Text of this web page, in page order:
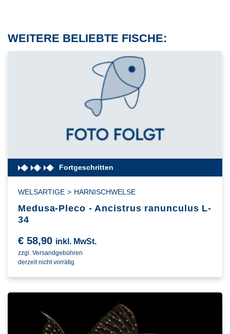
WEITERE BELIEBTE FISCHE:
Fortgeschritten
WELSARTIGE > HARNISCHWELSE
Medusa-Pleco - Ancistrus ranunculus L-
34
€ 58,90 inkl. MwSt.
zzgl. Versandgebühren
derzeit nicht vorrätig